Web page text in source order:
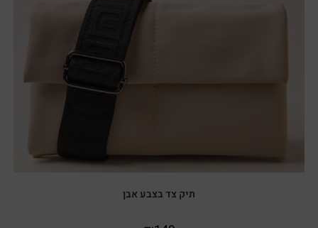
תיק צד בצבע אבן